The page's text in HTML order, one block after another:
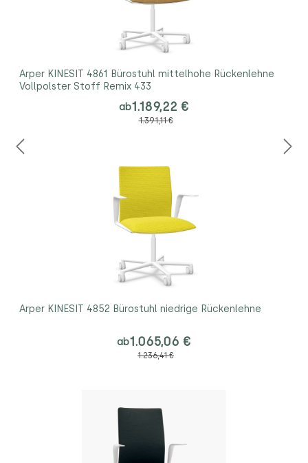
Arper KINESIT 4861 Bürostuhl mittelhohe Rückenlehne
Vollpolster Stoff Remix 433
ab1.189,22 €
1.391,11 €
Arper KINESIT 4852 Bürostuhl niedrige Rückenlehne
ab1.065,06 €
1.236,41 €